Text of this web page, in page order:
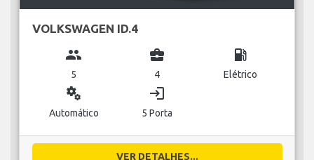
VOLKSWAGEN ID.4
group
5
business_center
4
local_gas_station
Elétrico
miscellaneous_services
Automático
login
5 Porta
VER DETALHES...